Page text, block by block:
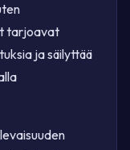
tarjoavat
ja säilyttää